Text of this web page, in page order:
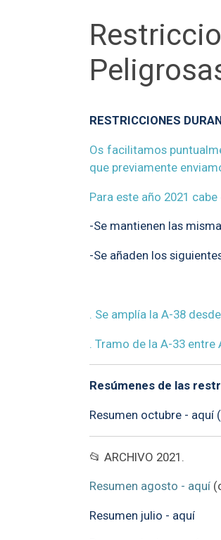
RESTRICCIONES
Os facilitamos
que previamente
Para este año 2021
-Se mantienen las
-Se añaden los
. Se amplía la A-38
. Tramo de la A-33
Resúmenes de las
Resumen octubre - aquí
📂 ARCHIVO 2021.
Resumen agosto - aquí
Resumen julio - aquí